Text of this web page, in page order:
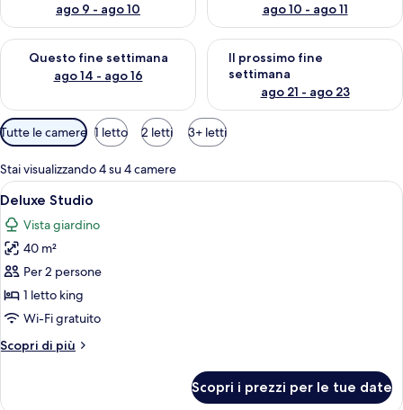
ago 9 - ago 10
ago 10 - ago 11
Questo fine settimana
ago 14 - ago 16
Verifica la disponibilità per questo fine settimana, ago 14 -
Il prossimo fine
settimana
ago 21 - ago 23
Verifica la disponibilità per il
Filtri
disponibili
per
le
camere
Tutte le camere 1 letto 2 letti 3+ letti
Stai visualizzando 4 su 4 camere
Apri
tutte
le
foto
per
Deluxe
Studio
Un soggiorno moderno con un
19
Deluxe Studio
Vista giardino
40 m²
Per 2 persone
1 letto king
Wi-Fi gratuito
Scopri di più
Altri
Scopri i prezzi per le tue date